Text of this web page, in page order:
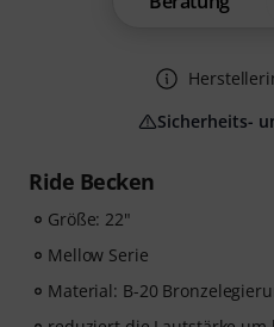
Ride Becken
Größe: 22"
Mellow Serie
Material: B-20
Sicherheits-